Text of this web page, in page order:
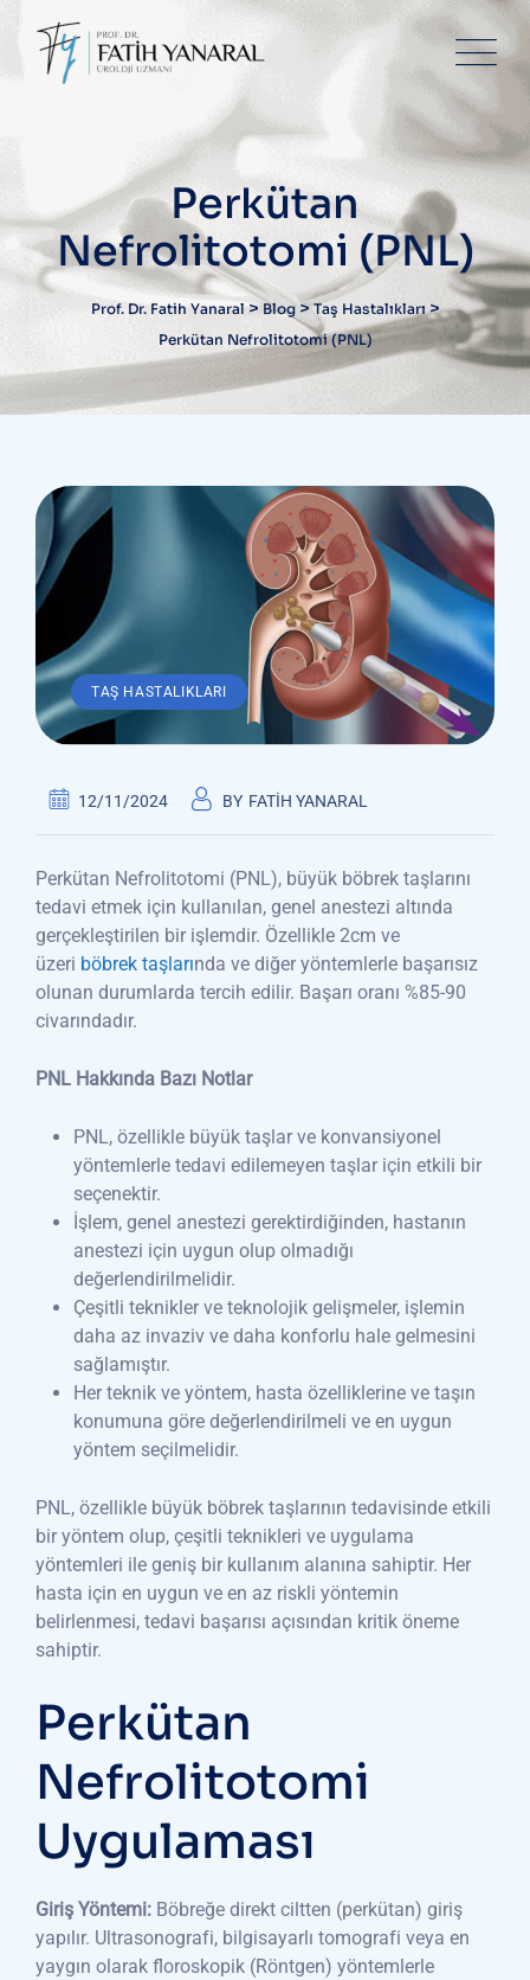
content
Perkütan
Nefrolitotomi (PNL)
Prof. Dr. Fatih Yanaral>Blog>Taş Hastalıkları >
Perkütan Nefrolitotomi (PNL)
TAŞ HASTALIKLARI
12/11/2024 BY FATIH YANARAL
Perkütan Nefrolitotomi (PNL), büyük böbrek taşlarını
tedavi etmek için kullanılan, genel anestezi altında
gerçekleştirilen bir işlemdir. Özellikle 2cm ve
üzeri böbrek taşlarında ve diğer yöntemlerle başarısız
olunan durumlarda tercih edilir. Başarı oranı %85-90
civarındadır.
PNL Hakkında Bazı Notlar
PNL, özellikle büyük taşlar ve konvansiyonel
yöntemlerle tedavi edilemeyen taşlar için etkili bir
seçenektir.
İşlem, genel anestezi gerektirdiğinden, hastanın
anestezi için uygun olup olmadığı
değerlendirilmelidir.
Çeşitli teknikler ve teknolojik gelişmeler, işlemin
daha az invaziv ve daha konforlu hale gelmesini
sağlamıştır.
Her teknik ve yöntem, hasta özelliklerine ve taşın
konumuna göre değerlendirilmeli ve en uygun
yöntem seçilmelidir.
PNL, özellikle büyük böbrek taşlarının tedavisinde etkili
bir yöntem olup, çeşitli teknikleri ve uygulama
yöntemleri ile geniş bir kullanım alanına sahiptir. Her
hasta için en uygun ve en az riskli yöntemin
belirlenmesi, tedavi başarısı açısından kritik öneme
sahiptir.
Perkütan
Nefrolitotomi
Uygulaması
Giriş Yöntemi: Böbreğe direkt ciltten (perkütan) giriş
yapılır. Ultrasonografi, bilgisayarlı tomografi veya en
yaygın olarak floroskopik (Röntgen) yöntemlerle